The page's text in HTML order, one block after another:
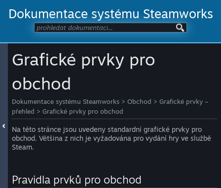
Dokumentace systému Steamworks
Grafické prvky pro
obchod
Dokumentace systému Steamworks > Obchod > Grafické prvky –
přehled > Grafické prvky pro obchod
Na této stránce jsou uvedeny standardní grafické prvky pro
obchod. Většina z nich je vyžadována pro vydání hry ve službě
Steam.
Pravidla prvků pro obchod